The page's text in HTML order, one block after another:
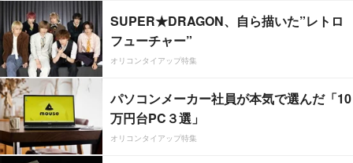
SUPER★DRAGON、自ら描いた”レトロ
フューチャー”
オリコンタイアップ特集
パソコンメーカー社員が本気で選んだ「10
万円台PC３選」
オリコンタイアップ特集